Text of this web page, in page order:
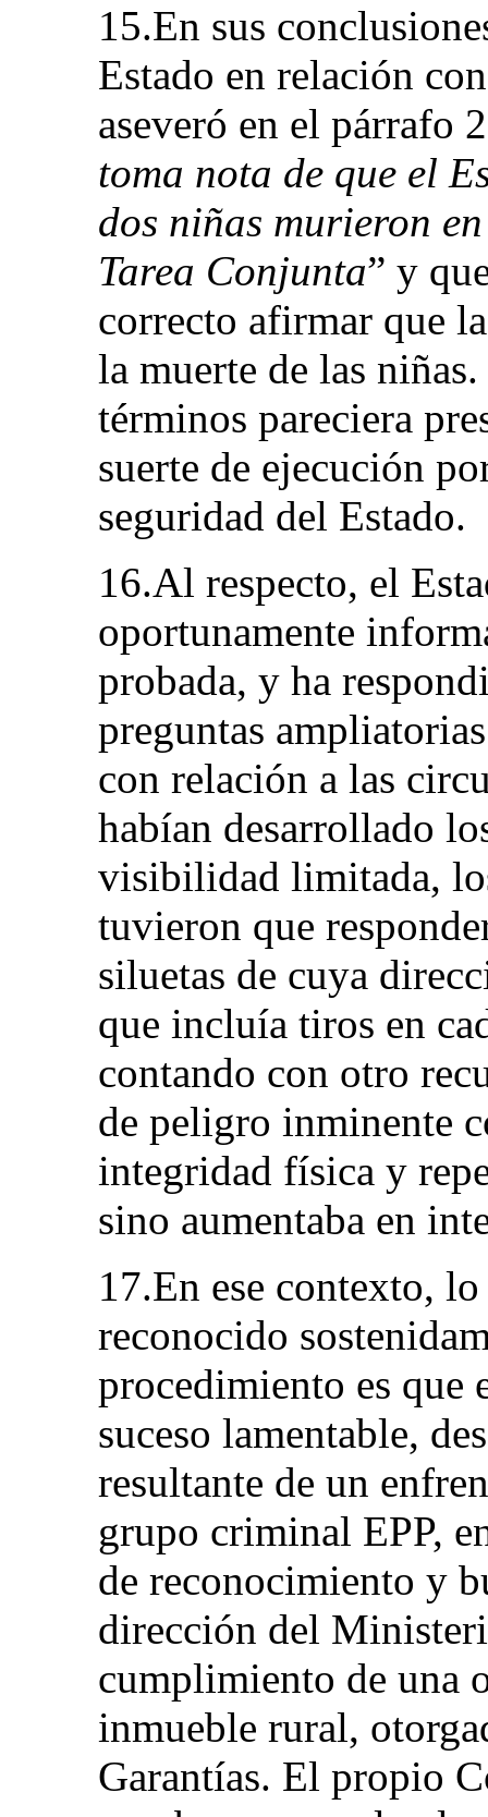
15.En sus
Estado en relación
aseveró en el párrafo
toma nota de que el
dos niñas murieron
Tarea Conjunta” y
correcto afirmar que
la muerte de las
términos pareciera
suerte de ejecución
seguridad del Estado.
16.Al respecto, el
oportunamente
probada, y ha
preguntas
con relación a las
habían desarrollado
visibilidad limitada,
tuvieron que
siluetas de cuya
que incluía tiros en
contando con otro
de peligro inminente
integridad física y
sino aumentaba en
17.En ese contexto,
reconocido
procedimiento es que
suceso lamentable,
resultante de un
grupo criminal EPP,
de reconocimiento y
dirección del
cumplimiento de una
inmueble rural,
Garantías. El propio